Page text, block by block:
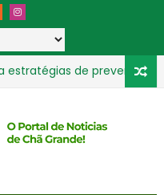
de prevenção e